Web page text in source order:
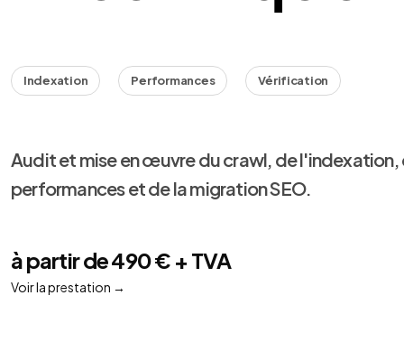
Indexation Performances Vérification
Audit et mise en œuvre du crawl, de l'indexation,
performances et de la migration SEO.
à partir de 490 € + TVA
Voir la prestation →